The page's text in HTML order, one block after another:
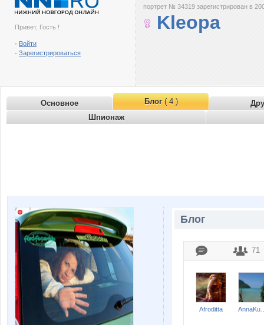
Привет, Гость !
- Войти
- Зарегистрироваться
портрет № 34319 зарегистрирован в
Kleopa
Основное Блог( 4 )
Шпионаж
Блог
71
Afroditta